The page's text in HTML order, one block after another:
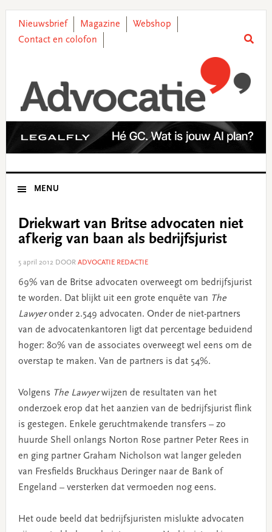
primary
main
primary
footer
Nieuwsbrief Magazine
Webshop
Contact en colofon
MENU
Driekwart van Britse advocaten niet
afkerig van baan als bedrijfsjurist
5 april 2012DOOR ADVOCATIE REDACTIE
69% van de Britse advocaten overweegt om bedrijfsjurist
te worden. Dat blijkt uit een grote enquête van The
Lawyeronder 2.549 advocaten. Onder de niet-partners
van de advocatenkantoren ligt dat percentage beduidend
hoger: 80% van de associates overweegt wel eens om de
overstap te maken. Van de partners is dat 54%.
Volgens The Lawyerwijzen de resultaten van het
onderzoek erop dat het aanzien van de bedrijfsjurist flink
is gestegen. Enkele geruchtmakende transfers – zo
huurde Shell onlangs Norton Rose partner Peter Rees in
en ging partner Graham Nicholson wat langer geleden
van Fresfields Bruckhaus Deringer naar de Bank of
Engeland – versterken dat vermoeden nog eens.
Het oude beeld dat bedrijfsjuristen mislukte advocaten